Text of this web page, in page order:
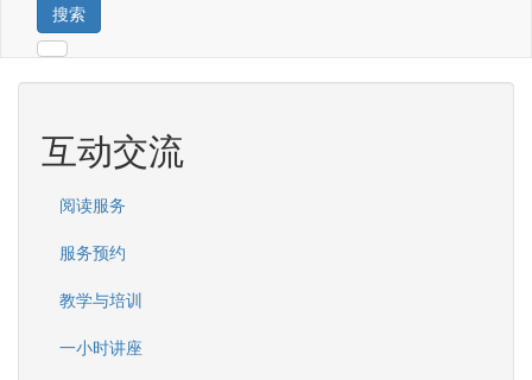
搜索
互动交流
阅读服务
服务预约
教学与培训
一小时讲座